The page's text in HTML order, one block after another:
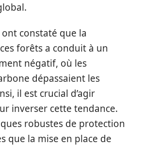
constaté que la
forêts a conduit à un
négatif, où les
dépassaient les
il est crucial d’agir
inverser cette tendance.
robustes de protection
que la mise en place de